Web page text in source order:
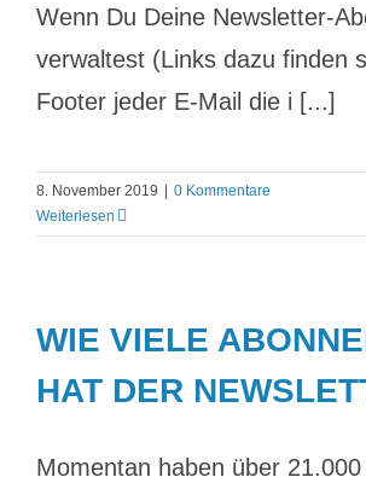
Wenn Du Deine Newsletter-
verwaltest (Links dazu finden
Footer jeder E-Mail die i [...]
8. November 2019
0 Kommentare
Weiterlesen
WIE VIELE
HAT DER
Momentan haben über